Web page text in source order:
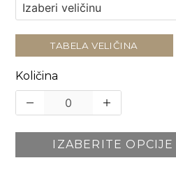
TABELA VELIČINA
Količina
IZABERITE OPCIJE